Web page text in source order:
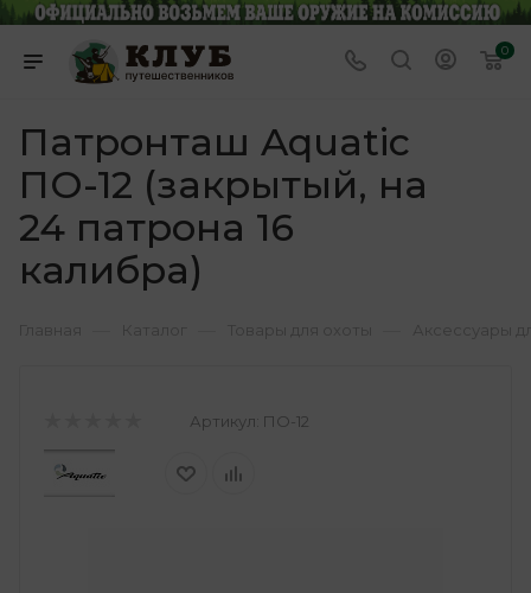
0
Патронташ Aquatic
ПО-12 (закрытый, на
24 патрона 16
калибра)
Артикул: ПО-12